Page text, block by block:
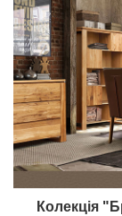
Колекція